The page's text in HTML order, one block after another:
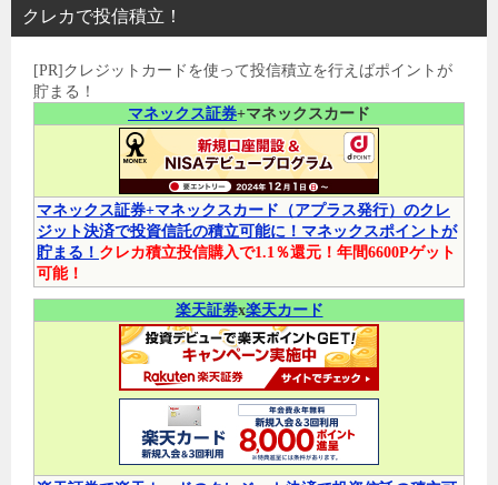
クレカで投信積立！
[PR]クレジットカードを使って投信積立を行えばポイントが
貯まる！
マネックス証券+マネックスカード
マネックス証券+マネックスカード（アプラス発行）のクレ
ジット決済で投資信託の積立可能に！マネックスポイントが
貯まる！ クレカ積立投信購入で1.1％還元！年間6600Pゲット
可能！
楽天証券x楽天カード